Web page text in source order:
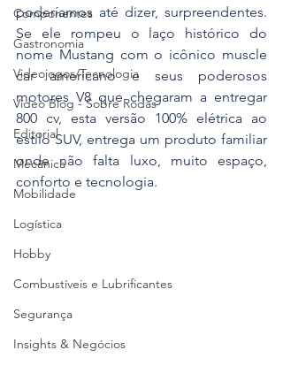
Componentes
Gastronomia
Videojogos/Tecnologia
Vídeo Blog - Sobre Rodas
Editorial
Mecânica
Mobilidade
Logística
Hobby
Combustíveis e Lubrificantes
Segurança
Insights & Negócios
poderíamos até dizer, surpreendentes.
Se ele rompeu o laço histórico do
nome Mustang com o icônico muscle
car americano e seus poderosos
motores V8 que chegaram a entregar
800 cv, esta versão 100% elétrica ao
estilo SUV, entrega um produto familiar
onde não falta luxo, muito espaço,
conforto e tecnologia.